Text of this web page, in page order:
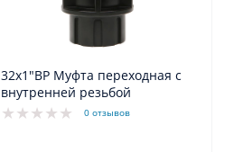
32х1"ВР Муфта переходная с
внутренней резьбой
0 отзывов